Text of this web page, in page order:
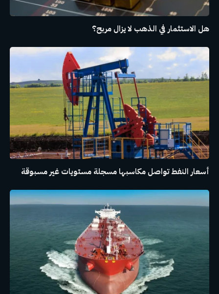
هل الاستثمار في الذهب لا يزال مربح؟
أسعار النفط تواصل مكاسبها مسجلة مستويات غير مسبوقة